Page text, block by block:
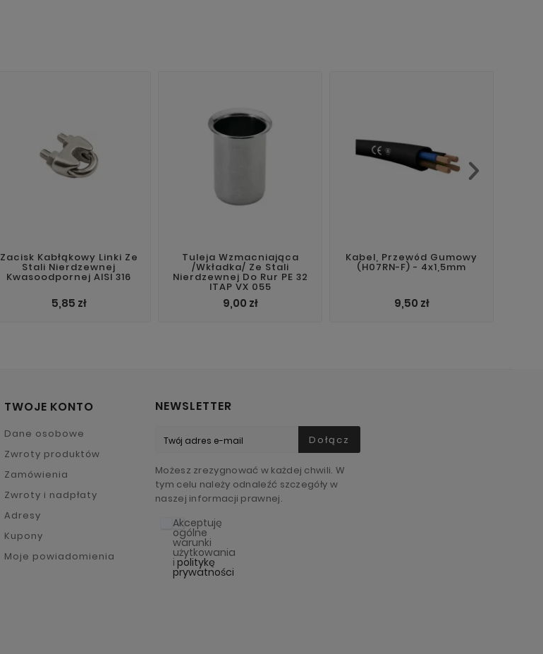
Zacisk Kabłąkowy Linki Ze
Stali Nierdzewnej
Kwasoodpornej AISI 316
5,85 zł
Tuleja Wzmacniająca
/wkładka/ Ze Stali
Nierdzewnej Do Rur PE 32
ITAP VX 055
9,00 zł
Kabel, Przewód Gumowy
(H07RN-F) - 4x1,5mm
9,50 zł
TWOJE KONTO
Dane osobowe
Zwroty produktów
Zamówienia
Zwroty i nadpłaty
Adresy
Kupony
Moje powiadomienia
NEWSLETTER
Dołącz
Możesz zrezygnować w każdej chwili. W
tym celu należy odnaleźć szczegóły w
naszej informacji prawnej.
Akceptuję
ogólne
warunki
użytkowania
i politykę
prywatności